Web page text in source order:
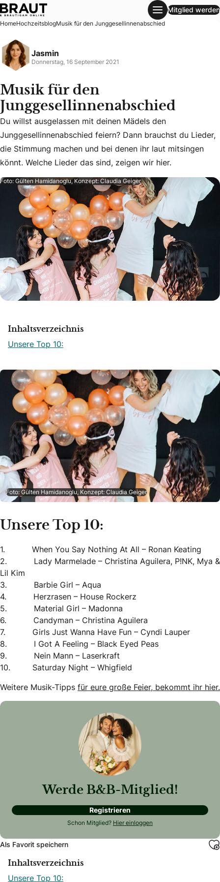
Musik für den Junggesellinnenabschied
Mitglied werden
HomeHochzeitsblogMusik für den Junggesellinnenabschied
Jasmin
Donnerstag, 16 September 2021
Musik für den
Junggesellinnenabschied
Du willst ausgelassen mit deinen Mädels den
Du willst ausgelassen mit deinen Mädels den
Junggesellinnenabschied feiern? Dann brauchst du Lieder,
die Stimmung machen und bei denen ihr laut mitsingen
könnt. Welche Lieder das sind, zeigen wir hier.
Foto: Gülten Hamidanoglu, Konzept: Claudia Geiger
Inhaltsverzeichnis
Unsere Top 10:
Foto: Gülten Hamidanoglu, Konzept: Claudia Geiger
Unsere Top 10:
1. When You Say Nothing At All – Ronan Keating
2. Lady Marmelade – Christina Aguilera, P!NK, Mya &
Lil Kim
3. Barbie Girl – Aqua
4. Herzrasen – House Rockerz
5. Material Girl – Madonna
6. Candyman – Christina Aguilera
7. Girls Just Wanna Have Fun – Cyndi Lauper
8. I Got A Feeling – Black Eyed Peas
9. Nein Mann – Laserkraft
10. Saturday Night – Whigfield
Weitere Musik-Tipps für eure große Feier, bekommt ihr hier.
Werde B&B-Mitglied!
Registrieren
Schon Mitglied? Hier einloggen
Als Favorit speichern
Inhaltsverzeichnis
Unsere Top 10: